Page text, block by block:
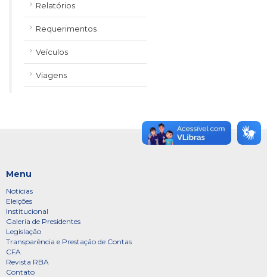
Relatórios
Requerimentos
Veículos
Viagens
Menu
Notícias
Eleições
Institucional
Galeria de Presidentes
Legislação
Transparência e Prestação de Contas
CFA
Revista RBA
Contato